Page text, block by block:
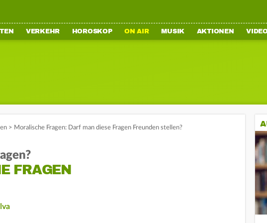
VERKEHR HOROSKOP ON AIR MUSIK AKTIONEN
> Moralische Fragen: Darf man diese Fragen Freunden stellen?
FRAGEN